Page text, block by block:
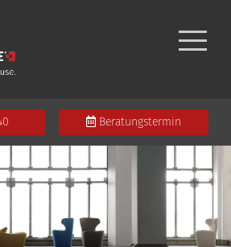
Beratungstermin